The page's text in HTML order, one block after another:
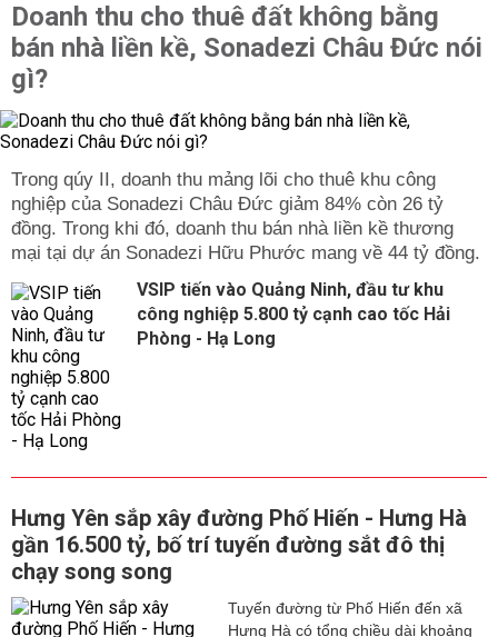
Doanh thu cho thuê đất không bằng
bán nhà liền kề, Sonadezi Châu Đức nói
gì?
Trong qúy II, doanh thu mảng lõi cho thuê khu công
nghiệp của Sonadezi Châu Đức giảm 84% còn 26 tỷ
đồng. Trong khi đó, doanh thu bán nhà liền kề thương
mại tại dự án Sonadezi Hữu Phước mang về 44 tỷ đồng.
VSIP tiến vào Quảng Ninh, đầu tư khu
công nghiệp 5.800 tỷ cạnh cao tốc Hải
Phòng - Hạ Long
Hưng Yên sắp xây đường Phố Hiến - Hưng Hà
gần 16.500 tỷ, bố trí tuyến đường sắt đô thị
chạy song song
Tuyến đường từ Phố Hiến đến xã
Hưng Hà có tổng chiều dài khoảng